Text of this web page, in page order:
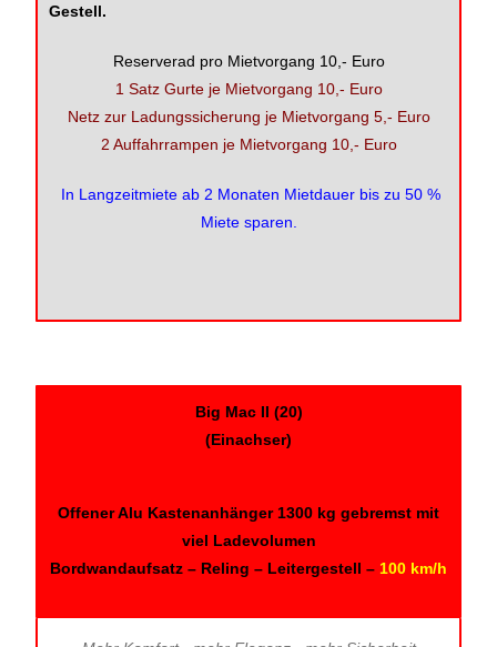
Gestell.
Reserverad pro Mietvorgang 10,- Euro
1 Satz Gurte je Mietvorgang 10,- Euro
Netz zur Ladungssicherung je Mietvorgang 5,- Euro
2 Auffahrrampen je Mietvorgang 10,- Euro
In Langzeitmiete ab 2 Monaten Mietdauer bis zu 50 %
Miete sparen.
Big Mac II (20)
(Einachser)
Offener Alu Kastenanhänger 1300 kg gebremst mit
viel Ladevolumen
Bordwandaufsatz – Reling – Leitergestell – 100 km/h